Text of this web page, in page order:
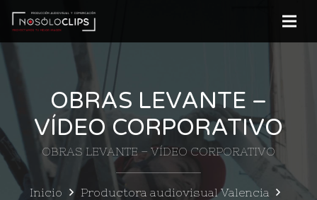
OBRAS LEVANTE –
VÍDEO CORPORATIVO
OBRAS LEVANTE – VÍDEO CORPORATIVO
Inicio
Productora audiovisual Valencia